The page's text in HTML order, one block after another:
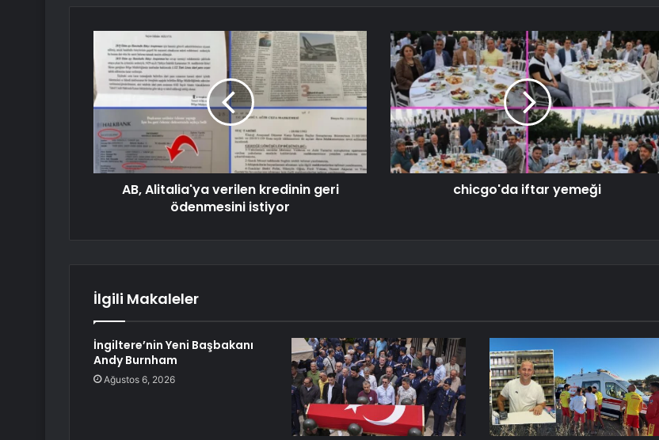
AB, Alitalia'ya verilen kredinin geri
ödenmesini istiyor
chicgo'da iftar yemeği
İlgili Makaleler
İngiltere’nin Yeni Başbakanı
Andy Burnham
Ağustos 6, 2026